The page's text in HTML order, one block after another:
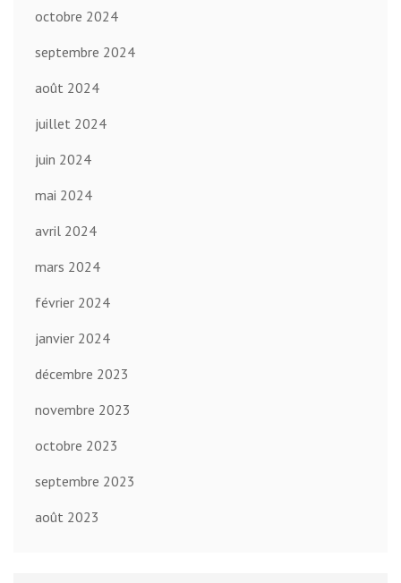
octobre 2024
septembre 2024
août 2024
juillet 2024
juin 2024
mai 2024
avril 2024
mars 2024
février 2024
janvier 2024
décembre 2023
novembre 2023
octobre 2023
septembre 2023
août 2023